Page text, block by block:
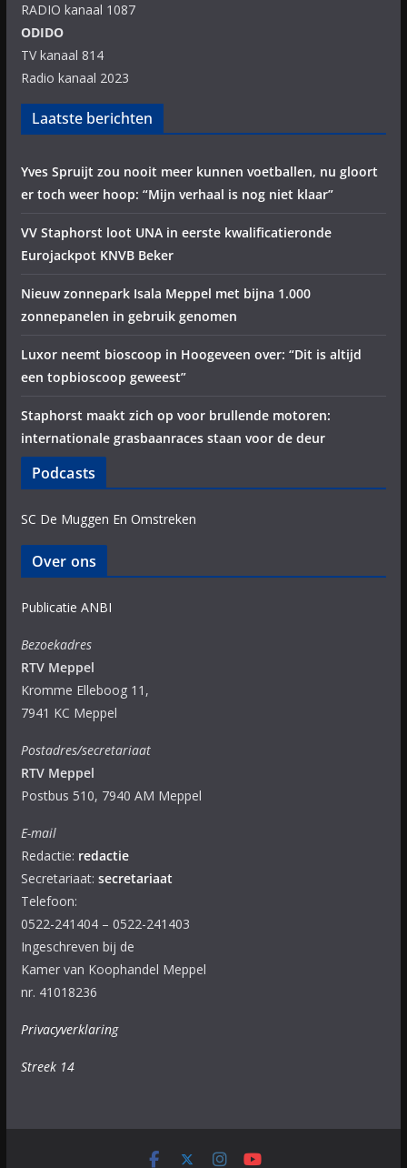
RADIO kanaal 1087
ODIDO
TV kanaal 814
Radio kanaal 2023
Laatste berichten
Yves Spruijt zou nooit meer kunnen voetballen, nu gloort
er toch weer hoop: “Mijn verhaal is nog niet klaar”
VV Staphorst loot UNA in eerste kwalificatieronde
Eurojackpot KNVB Beker
Nieuw zonnepark Isala Meppel met bijna 1.000
zonnepanelen in gebruik genomen
Luxor neemt bioscoop in Hoogeveen over: “Dit is altijd
een topbioscoop geweest”
Staphorst maakt zich op voor brullende motoren:
internationale grasbaanraces staan voor de deur
Podcasts
SC De Muggen En Omstreken
Over ons
Publicatie ANBI
Bezoekadres
RTV Meppel
Kromme Elleboog 11,
7941 KC Meppel
Postadres/secretariaat
RTV Meppel
Postbus 510, 7940 AM Meppel
E-mail
Redactie: redactie
Secretariaat: secretariaat
Telefoon:
0522-241404 – 0522-241403
Ingeschreven bij de
Kamer van Koophandel Meppel
nr. 41018236
Privacyverklaring
Streek 14